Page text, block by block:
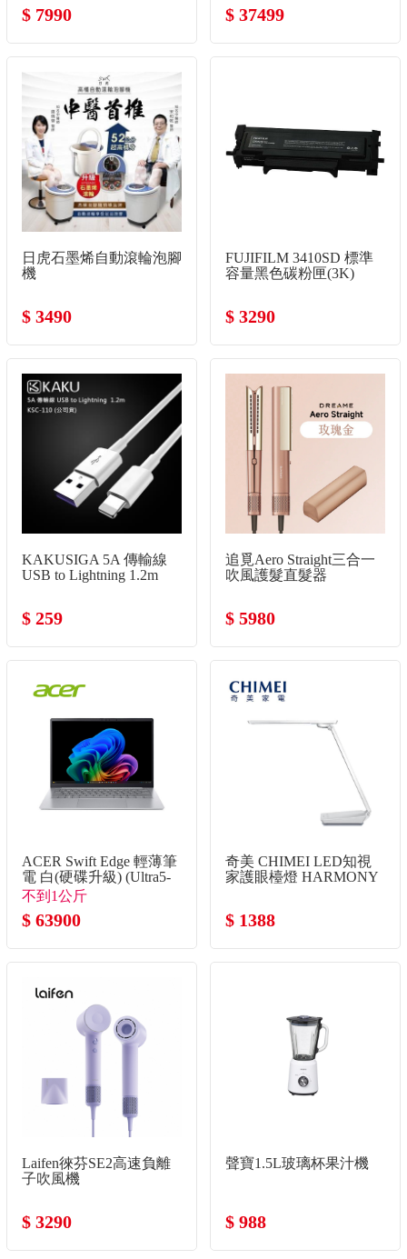
$ 7990 $ 37499
日虎石墨烯自動滾輪泡腳
機
$ 3490
FUJIFILM 3410SD 標準
容量黑色碳粉匣(3K)
$ 3290
KAKUSIGA 5A 傳輸線
USB to Lightning 1.2m
$ 259
追覓Aero Straight三合一
吹風護髮直髮器
$ 5980
ACER Swift Edge 輕薄筆
電 白(硬碟升級) (Ultra5-
325/32G/2TB SSD/Win11)
不到1公斤
$ 63900
奇美 CHIMEI LED知視
家護眼檯燈 HARMONY
$ 1388
Laifen徠芬SE2高速負離
子吹風機
$ 3290
聲寶1.5L玻璃杯果汁機
$ 988